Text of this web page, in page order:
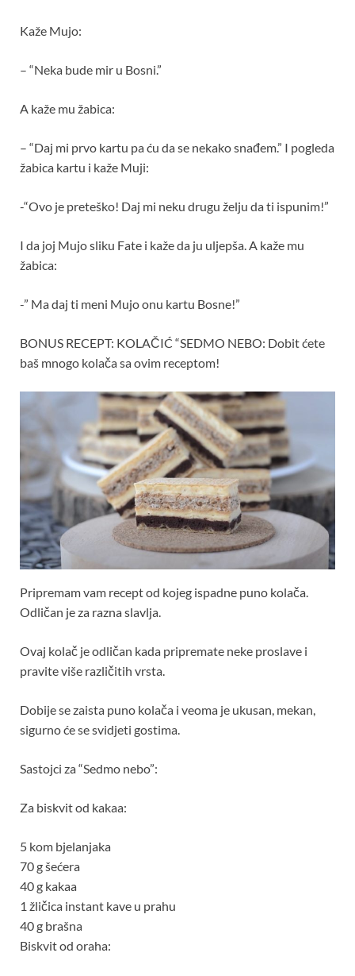
Kaže Mujo:
– “Neka bude mir u Bosni.”
A kaže mu žabica:
– “Daj mi prvo kartu pa ću da se nekako snađem.” I pogleda
žabica kartu i kaže Muji:
-“Ovo je preteško! Daj mi neku drugu želju da ti ispunim!”
I da joj Mujo sliku Fate i kaže da ju uljepša. A kaže mu
žabica:
-” Ma daj ti meni Mujo onu kartu Bosne!”
BONUS RECEPT: KOLAČIĆ “SEDMO NEBO: Dobit ćete
baš mnogo kolača sa ovim receptom!
Pripremam vam recept od kojeg ispadne puno kolača.
Odličan je za razna slavlja.
Ovaj kolač je odličan kada pripremate neke proslave i
pravite više različitih vrsta.
Dobije se zaista puno kolača i veoma je ukusan, mekan,
sigurno će se svidjeti gostima.
Sastojci za “Sedmo nebo”:
Za biskvit od kakaa:
5 kom bjelanjaka
70 g šećera
40 g kakaa
1 žličica instant kave u prahu
40 g brašna
Biskvit od oraha: